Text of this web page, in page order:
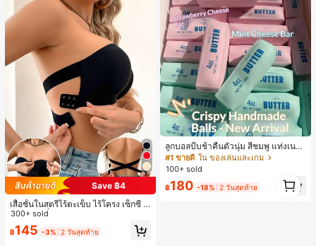
Save ฿4
เสื้อชั้นในสตรีไร้ตะเข็บ ไร้โครง เซ็กซี่ ด้
านข้างไม่ลื่น แผ่นรองถอดได้ ลายไขว้ห
ลัง ไร้สาย สบายตลอดวัน
300+ sold
฿145 -3% 2 วันสุดท้าย
ลูกบอลบีบช้าคืนตัวนุ่ม สีชมพู แท่งเนย
บีบคลายเครียด นุ่มยืดหยุ่น ของเล่นบีบ
4 ออนซ์ ของเล่นเกลือ เหมาะสำหรับขอ
ของขวัญวันเกิด ของขวัญอีสเตอร์ ของ
ขวัญฮาโลวีน ของขวัญคริสต์มาส ของข
#1 ขายดี ใน ของเล่นและเกม
100+ sold
฿180 -18% 2 วันสุดท้าย
1